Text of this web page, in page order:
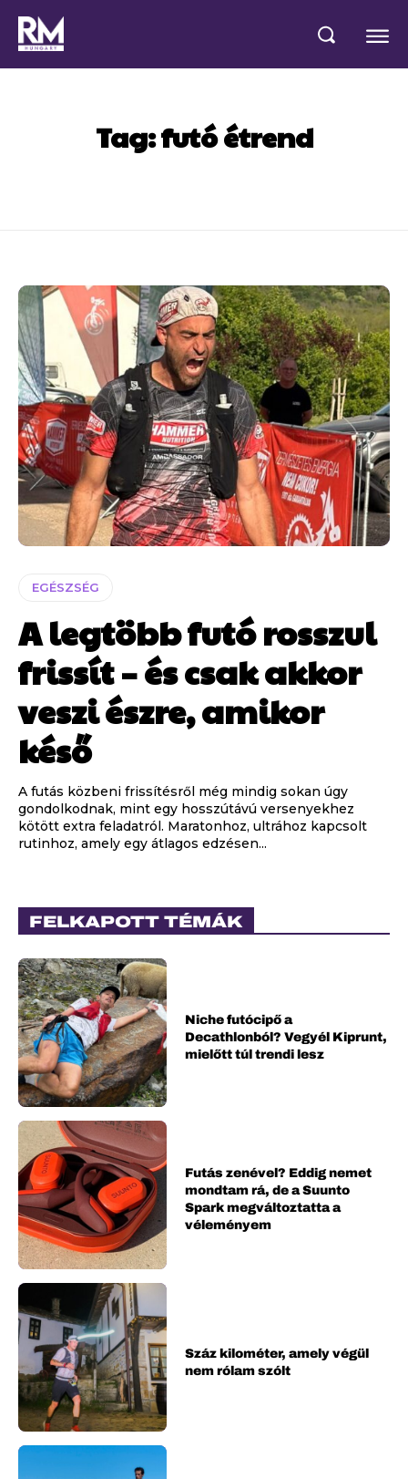
Tag:futó étrend
EGÉSZSÉG
A legtöbb futó rosszul
frissít – és csak akkor
veszi észre, amikor
késő
A futás közbeni frissítésről még mindig sokan úgy
gondolkodnak, mint egy hosszútávú versenyekhez
kötött extra feladatról. Maratonhoz, ultrához kapcsolt
rutinhoz, amely egy átlagos edzésen...
FELKAPOTT TÉMÁK
Niche futócipő a
Decathlonból? Vegyél Kiprunt,
mielőtt túl trendi lesz
Futás zenével? Eddig nemet
mondtam rá, de a Suunto
Spark megváltoztatta a
véleményem
Száz kilométer, amely végül
nem rólam szólt